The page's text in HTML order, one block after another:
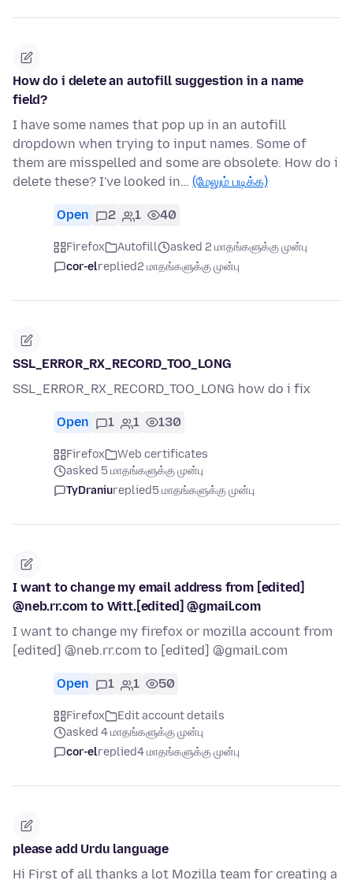
How do i delete an autofill suggestion in a name
field?
I have some names that pop up in an autofill
dropdown when trying to input names. Some of
them are misspelled and some are obsolete. How do i
delete these? I've looked in… (மேலும் படிக்க)
Open 2 1 40
Firefox Autofill
asked 2 மாதங்களுக்கு முன்பு
cor-elreplied2 மாதங்களுக்கு முன்பு
SSL_ERROR_RX_RECORD_TOO_LONG
SSL_ERROR_RX_RECORD_TOO_LONG how do i fix
Open 1 1 130
Firefox
Web certificates
asked 5 மாதங்களுக்கு முன்பு
TyDraniureplied5 மாதங்களுக்கு முன்பு
I want to change my email address from [edited]
@neb.rr.com to Witt.[edited] @gmail.com
I want to change my firefox or mozilla account from
[edited] @neb.rr.com to [edited] @gmail.com
Open 1 1 50
Firefox
Edit account details
asked 4 மாதங்களுக்கு முன்பு
cor-elreplied4 மாதங்களுக்கு முன்பு
please add Urdu language
Hi First of all thanks a lot Mozilla team for creating a